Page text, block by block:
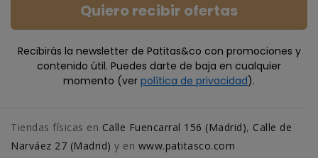
Quiero recibir ofertas
Recibirás la newsletter de Patitas&co con promociones y
contenido útil. Puedes darte de baja en cualquier
momento (ver política de privacidad).
Tiendas físicas en Calle Fuencarral 156 (Madrid), Calle de
Narváez 27 (Madrid) y en www.patitasco.com